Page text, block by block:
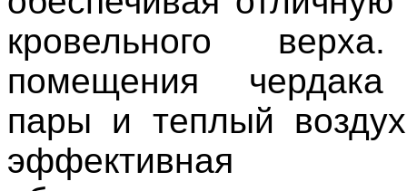
кровельного
помещения чердака
пары и теплый
эффективная